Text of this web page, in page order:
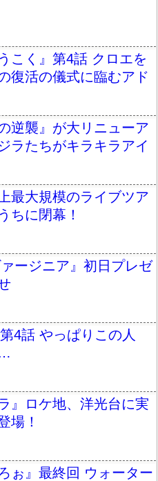
こく』第4話 クロエを
復活の儀式に臨むアド
逆襲』が大リニューア
ラたちがキラキラアイ
最大規模のライブツア
ちに閉幕！
ァージニア』初日プレゼ
4話 やっぱりこの人
』ロケ地、洋光台に実
場！
ぉ』最終回 ウォーター